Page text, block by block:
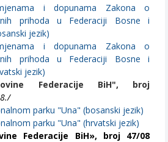
i dopunama Zakona o
prihoda u Federaciji Bosne i
jezik)
i dopunama Zakona o
prihoda u Federaciji Bosne i
jezik)
Federacije BiH", broj
parku "Una" (bosanski jezik)
parku "Una" (hrvatski jezik)
Federacije BiH», broj 47/08